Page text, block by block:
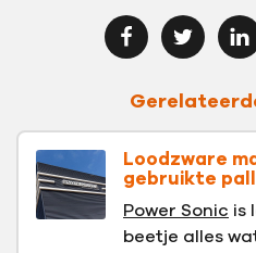
Loodzware
gebruikte
Power Sonic is
beetje alles